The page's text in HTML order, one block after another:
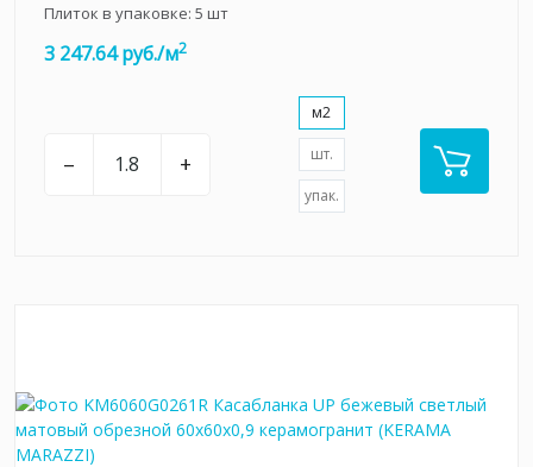
Плиток в упаковке: 5 шт
3 247.64 руб./м2
– +
м2
шт.
упак.